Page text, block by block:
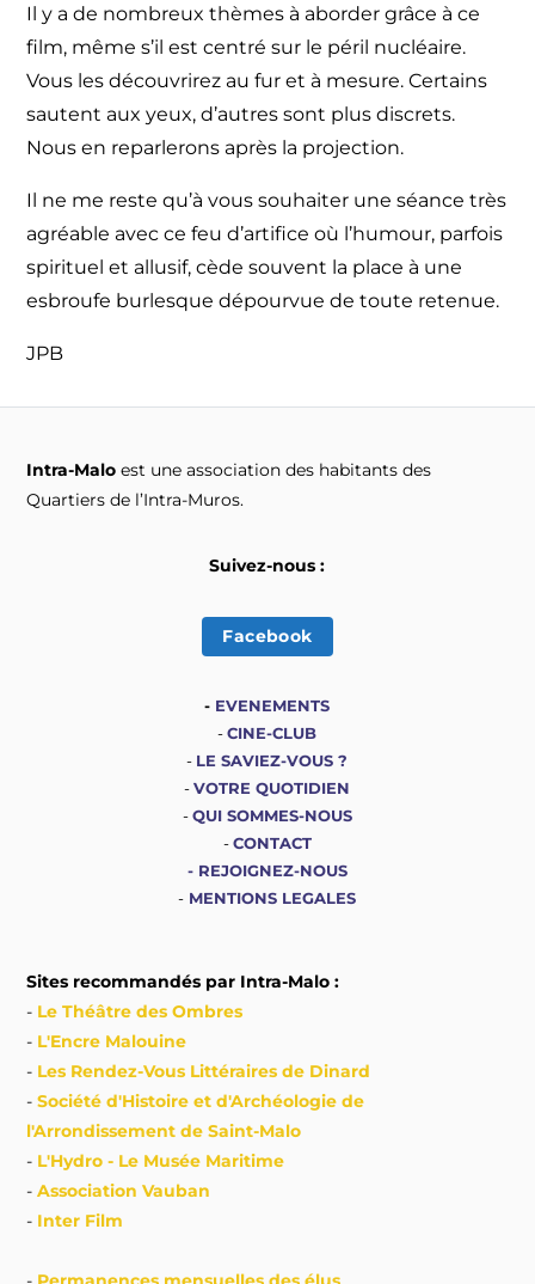
Il y a de nombreux thèmes à aborder grâce à ce
film, même s’il est centré sur le péril nucléaire.
Vous les découvrirez au fur et à mesure. Certains
sautent aux yeux, d’autres sont plus discrets.
Nous en reparlerons après la projection.
Il ne me reste qu’à vous souhaiter une séance très
agréable avec ce feu d’artifice où l’humour, parfois
spirituel et allusif, cède souvent la place à une
esbroufe burlesque dépourvue de toute retenue.
JPB
Intra-Maloest une association des habitants des
Quartiers de l’Intra-Muros.
Suivez-nous :
Facebook
- EVENEMENTS
-CINE-CLUB
- LE SAVIEZ-VOUS ?
-VOTRE QUOTIDIEN
-QUI SOMMES-NOUS
-CONTACT
- REJOIGNEZ-NOUS
- MENTIONS LEGALES
Sites recommandés par Intra-Malo :
- Le Théâtre des Ombres
- L'Encre Malouine
- Les Rendez-Vous Littéraires de Dinard
- Société d'Histoire et d'Archéologie de
l'Arrondissement de Saint-Malo
- L'Hydro - Le Musée Maritime
- Association Vauban
- Inter Film